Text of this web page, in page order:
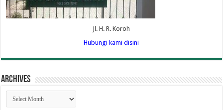
Jl. H. R. Koroh
Hubungi kami disini
Archives
Archives